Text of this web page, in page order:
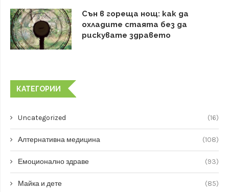
Сън в гореща нощ: как да
охладите стаята без да
рискувате здравето
КАТЕГОРИИ
Uncategorized (16)
Алтернативна медицина (108)
Емоционално здраве (93)
Майка и дете (85)